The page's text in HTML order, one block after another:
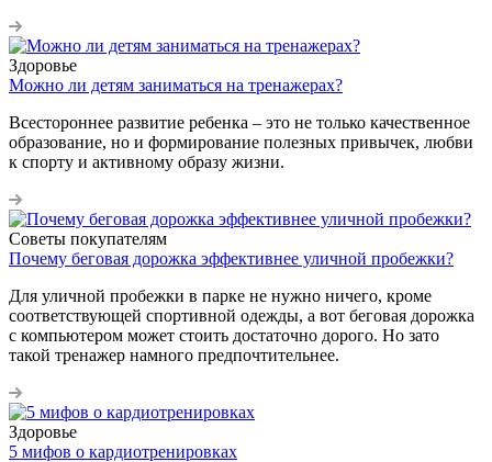
Здоровье
Можно ли детям заниматься на тренажерах?
Всестороннее развитие ребенка – это не только качественное
образование, но и формирование полезных привычек, любви
к спорту и активному образу жизни.
Советы покупателям
Почему беговая дорожка эффективнее уличной пробежки?
Для уличной пробежки в парке не нужно ничего, кроме
соответствующей спортивной одежды, а вот беговая дорожка
с компьютером может стоить достаточно дорого. Но зато
такой тренажер намного предпочтительнее.
Здоровье
5 мифов о кардиотренировках